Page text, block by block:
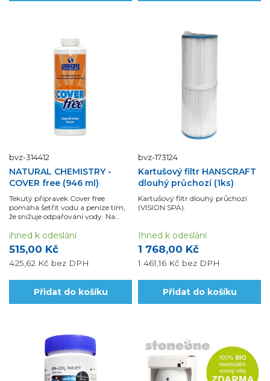
bvz-314412
NATURAL CHEMISTRY -
COVER free (946 ml)
Tekutý přípravek Cover free
pomáhá šetřit vodu a peníze tím,
že snižuje odpařování vody. Na
515,00 Kč
425,62 Kč bez DPH
ihned k odeslání
Přidat do košíku
bvz-173124
Kartušový filtr HANSCRAFT
dlouhý průchozí (1ks)
Kartušový filtr dlouhý průchozí
(VISION SPA).
1 768,00 Kč
1 461,16 Kč bez DPH
Ihned k odeslání
Přidat do košíku